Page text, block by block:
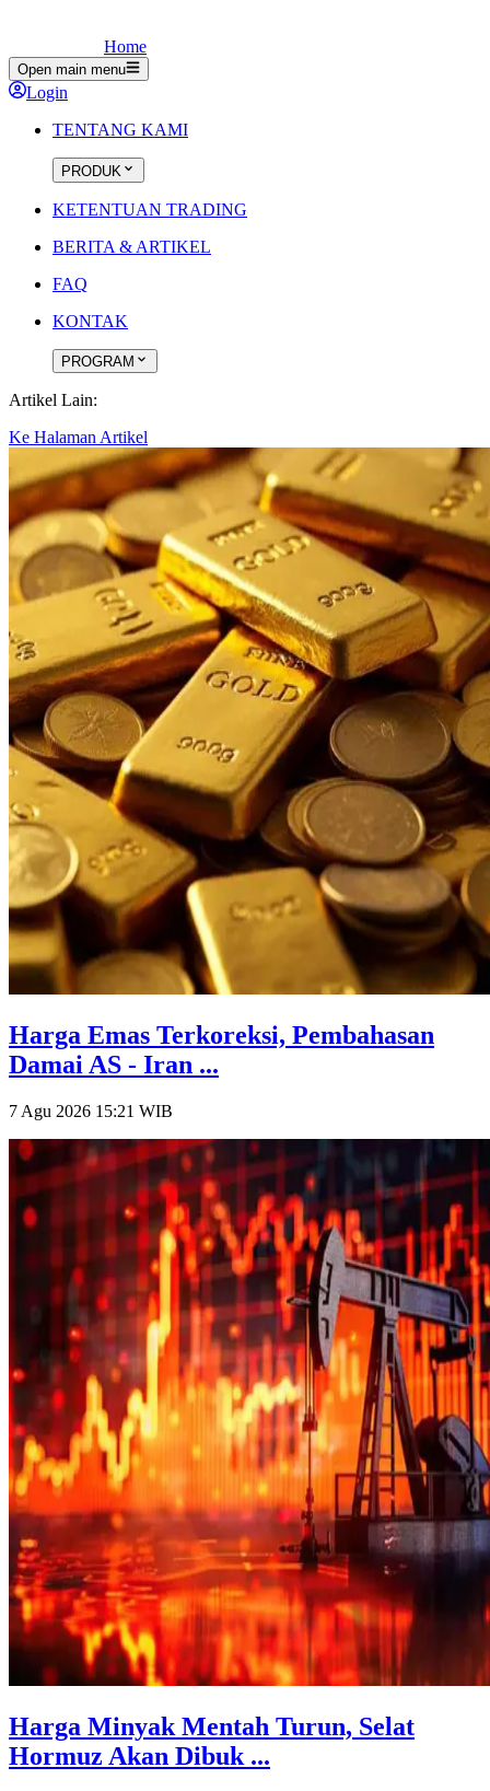
Home
Open main menu
Login
TENTANG KAMI
PRODUK
KETENTUAN TRADING
BERITA & ARTIKEL
FAQ
KONTAK
PROGRAM
Artikel Lain:
Ke Halaman Artikel
Harga Emas Terkoreksi, Pembahasan
Damai AS - Iran ...
7 Agu 2026 15:21 WIB
Harga Minyak Mentah Turun, Selat
Hormuz Akan Dibuk ...